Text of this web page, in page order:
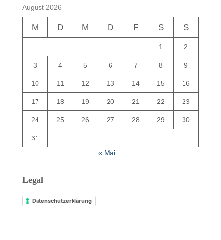
August 2026
M D M D F S S
1 2
3 4 5 6 7 8 9
10 11 12 13 14 15 16
17 18 19 20 21 22 23
24 25 26 27 28 29 30
31
« Mai
Legal
Datenschutzerklärung